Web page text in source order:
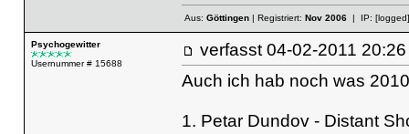
Aus: Göttingen| Registriert: Nov 2006| IP: [logged]
Psychogewitter
Usernummer # 15688
verfasst 04-02-2011
Auch ich hab noch was
1. Petar Dundov - Distant